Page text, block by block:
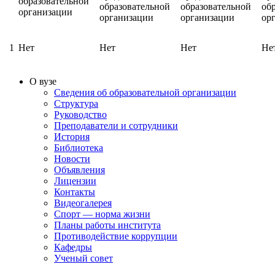
организации
образовательной
организации
образовательной
организации
1 Нет Нет Нет
О вузе
Сведения об образовательной организации
Структура
Руководство
Преподаватели и сотрудники
История
Библиотека
Новости
Объявления
Лицензии
Контакты
Видеогалерея
Спорт — норма жизни
Планы работы института
Противодействие коррупции
Кафедры
Ученый совет